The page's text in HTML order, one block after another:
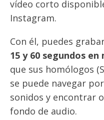
vídeo corto
Instagram.
Con él, puedes
15 y 60 segundos
que sus homólogos
se puede navegar
sonidos y encontrar
fondo de audio.